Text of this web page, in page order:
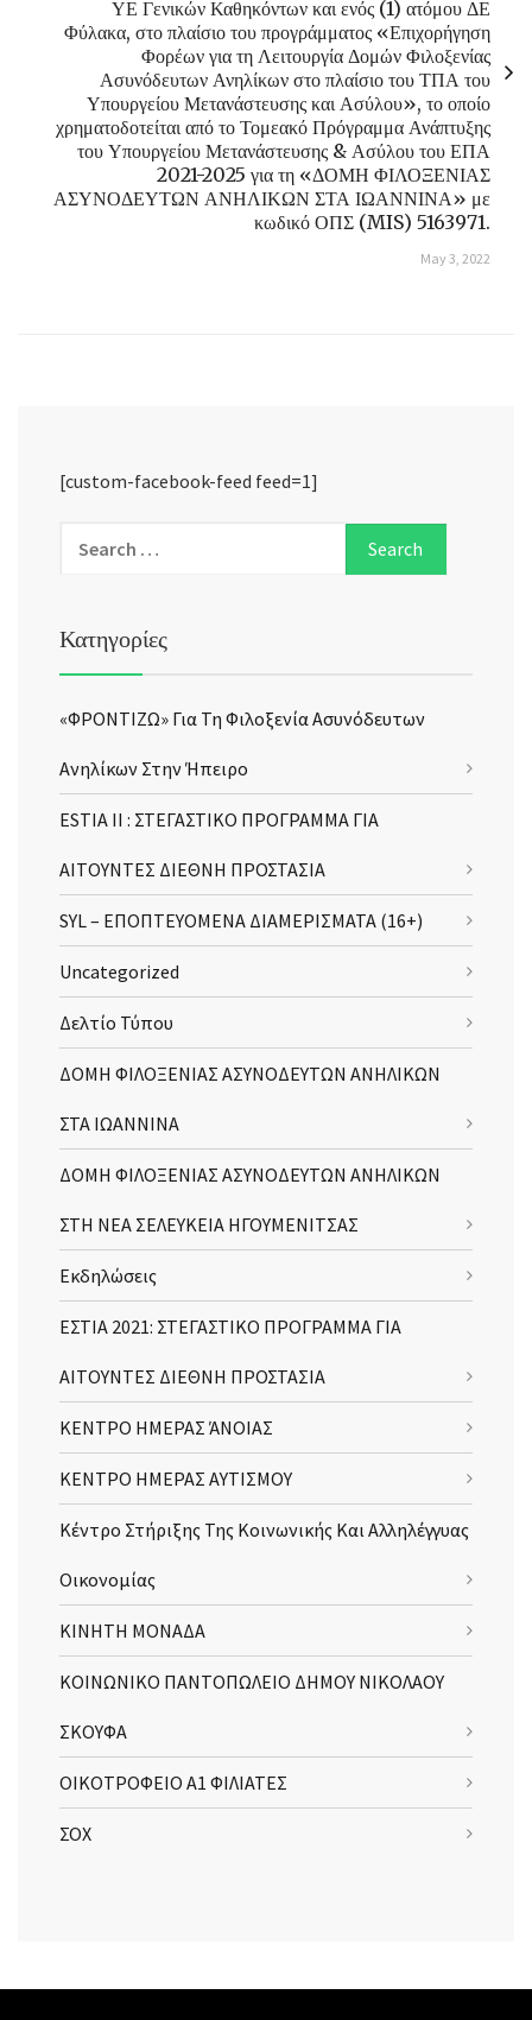
ΥΕ Γενικών Καθηκόντων και ενός (1) ατόμου ΔΕ
Φύλακα, στο πλαίσιο του προγράμματος «Επιχορήγηση
Φορέων για τη Λειτουργία Δομών Φιλοξενίας
Ασυνόδευτων Ανηλίκων στο πλαίσιο του ΤΠΑ του
Υπουργείου Μετανάστευσης και Ασύλου», το οποίο
χρηματοδοτείται από το Τομεακό Πρόγραμμα Ανάπτυξης
του Υπουργείου Μετανάστευσης & Ασύλου του ΕΠΑ
2021-2025 για τη «ΔΟΜΗ ΦΙΛΟΞΕΝΙΑΣ
ΑΣΥΝΟΔΕΥΤΩΝ ΑΝΗΛΙΚΩΝ ΣΤΑ ΙΩΑΝΝΙΝΑ» με
κωδικό ΟΠΣ (MIS) 5163971.
May 3, 2022
[custom-facebook-feed feed=1]
Κατηγορίες
«ΦΡΟΝΤΙΖΩ» Για Τη Φιλοξενία Ασυνόδευτων
Ανηλίκων Στην Ήπειρο
ESTIA II : ΣΤΕΓΑΣΤΙΚΟ ΠΡΟΓΡΑΜΜΑ ΓΙΑ
ΑΙΤΟΥΝΤΕΣ ΔΙΕΘΝΗ ΠΡΟΣΤΑΣΙΑ
SYL – ΕΠΟΠΤΕΥΟΜΕΝΑ ΔΙΑΜΕΡΙΣΜΑΤΑ (16+)
Uncategorized
Δελτίο Τύπου
ΔΟΜΗ ΦΙΛΟΞΕΝΙΑΣ ΑΣΥΝΟΔΕΥΤΩΝ ΑΝΗΛΙΚΩΝ
ΣΤΑ ΙΩΑΝΝΙΝΑ
ΔΟΜΗ ΦΙΛΟΞΕΝΙΑΣ ΑΣΥΝΟΔΕΥΤΩΝ ΑΝΗΛΙΚΩΝ
ΣΤΗ ΝΕΑ ΣΕΛΕΥΚΕΙΑ ΗΓΟΥΜΕΝΙΤΣΑΣ
Εκδηλώσεις
ΕΣΤΙΑ 2021: ΣΤΕΓΑΣΤΙΚΟ ΠΡΟΓΡΑΜΜΑ ΓΙΑ
ΑΙΤΟΥΝΤΕΣ ΔΙΕΘΝΗ ΠΡΟΣΤΑΣΙΑ
ΚΕΝΤΡΟ ΗΜΕΡΑΣ ΆΝΟΙΑΣ
ΚΕΝΤΡΟ ΗΜΕΡΑΣ ΑΥΤΙΣΜΟΥ
Κέντρο Στήριξης Της Κοινωνικής Και Αλληλέγγυας
Οικονομίας
ΚΙΝΗΤΗ ΜΟΝΑΔΑ
ΚΟΙΝΩΝΙΚΟ ΠΑΝΤΟΠΩΛΕΙΟ ΔΗΜΟΥ ΝΙΚΟΛΑΟΥ
ΣΚΟΥΦΑ
ΟΙΚΟΤΡΟΦΕΙΟ Α1 ΦΙΛΙΑΤΕΣ
ΣΟΧ